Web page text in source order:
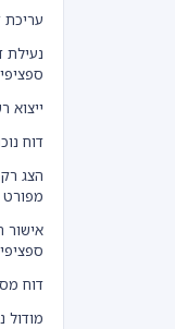
עריכת
נעילת
ספציפי
ייצוא
דוח
הצג
מפורט
אישור
דוח
מודול